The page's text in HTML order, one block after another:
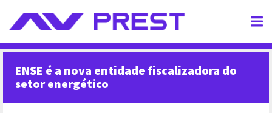
ENSE é a nova entidade fiscalizadora do
setor energético